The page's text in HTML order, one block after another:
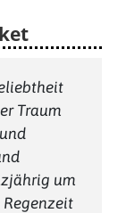
Traum
um
Regenzeit